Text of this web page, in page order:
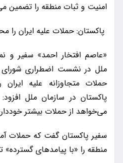
امنیت و ثبات منطقه را تضمین
پاکستان: حملات علیه ایران را
«عاصم افتخار احمد» سفیر و
ملل در نشست اضطراری
حملات متجاوزانه علیه
پاکستان در سازمان ملل
می‌خواهد از حملات بیشتر
سفیر پاکستان گفت که حملات
منطقه را «با پیامدهای